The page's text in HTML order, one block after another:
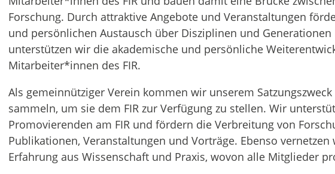
Forschung. Durch attraktive Angebote und Veranstaltungen
und persönlichen Austausch über Disziplinen und
unterstützen wir die akademische und persönliche
Mitarbeiter*innen des FIR.
Als gemeinnütziger Verein kommen wir unserem
sammeln, um sie dem FIR zur Verfügung zu stellen. Wir
Promovierenden am FIR und fördern die Verbreitung von
Publikationen, Veranstaltungen und Vorträge. Ebenso vernetzen
Erfahrung aus Wissenschaft und Praxis, wovon alle Mitglieder